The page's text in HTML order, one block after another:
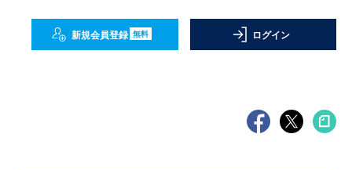
新規会員登録 無料 ログイン